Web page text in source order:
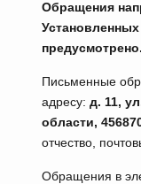
Обращения
предусмотрено.
Письменные
адресу: д. 11,
области,
отчество,
Обращения в